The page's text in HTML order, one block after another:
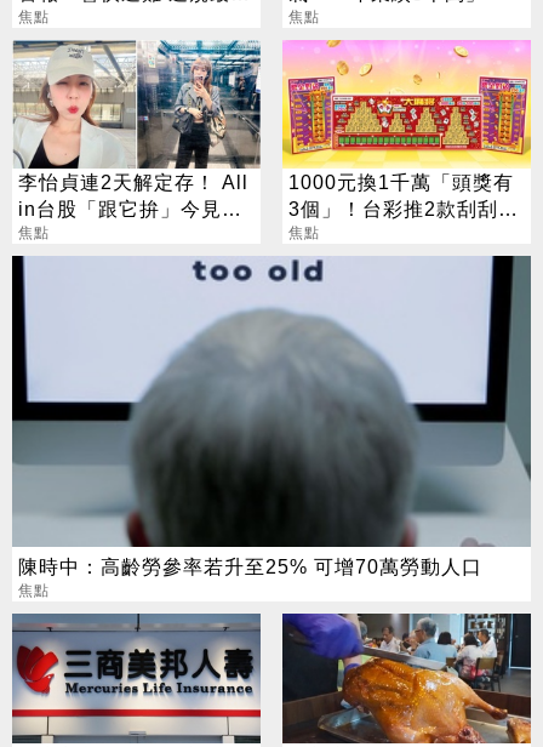
開罰15萬
焦點 焦點
李怡貞連2天解定存！ All
in台股「跟它拚」今見暴
漲笑：乖乖上班
焦點
1000元換1千萬「頭獎有
3個」！台彩推2款刮刮樂
總獎金逾33億
焦點
陳時中：高齡勞參率若升至25% 可增70萬勞動人口
焦點